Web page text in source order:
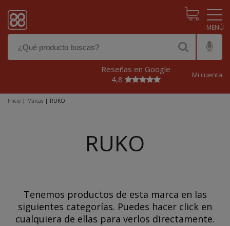
Reseñas en Google
4,8
Mi cuenta
Inicio | Marcas | RUKO
RUKO
Tenemos productos de esta marca en las
siguientes categorías. Puedes hacer click en
cualquiera de ellas para verlos directamente.